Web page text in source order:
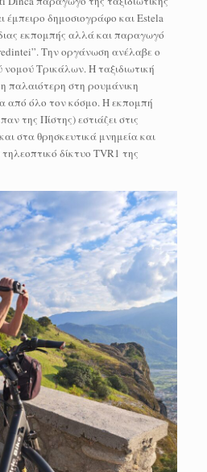
έμπειρο δημοσιογράφο και Estela
εκπομπής αλλά και παραγωγό
Την οργάνωση ανέλαβε ο
Τρικάλων. Η ταξιδιωτική
παλαιότερη στη ρουμάνικη
από όλο τον κόσμο. Η εκπομπή
της Πίστης) εστιάζει στις
στα θρησκευτικά μνημεία και
δίκτυο TVR1 της